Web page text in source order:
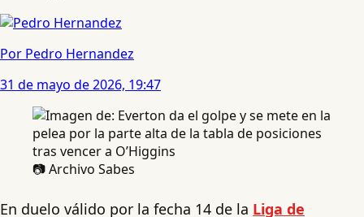
Por Pedro Hernandez
31 de mayo de 2026, 19:47
📷 Archivo Sabes
En duelo válido por la fecha 14 de la Liga de